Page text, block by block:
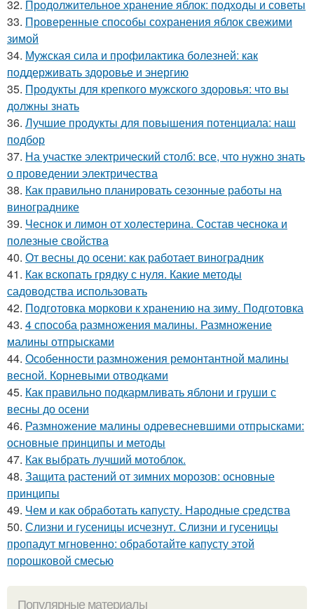
32. Продолжительное хранение яблок: подходы и советы
33. Проверенные способы сохранения яблок свежими
зимой
34. Мужская сила и профилактика болезней: как
поддерживать здоровье и энергию
35. Продукты для крепкого мужского здоровья: что вы
должны знать
36. Лучшие продукты для повышения потенциала: наш
подбор
37. На участке электрический столб: все, что нужно знать
о проведении электричества
38. Как правильно планировать сезонные работы на
винограднике
39. Чеснок и лимон от холестерина. Состав чеснока и
полезные свойства
40. От весны до осени: как работает виноградник
41. Как вскопать грядку с нуля. Какие методы
садоводства использовать
42. Подготовка моркови к хранению на зиму. Подготовка
43. 4 способа размножения малины. Размножение
малины отпрысками
44. Особенности размножения ремонтантной малины
весной. Корневыми отводками
45. Как правильно подкармливать яблони и груши с
весны до осени
46. Размножение малины одревесневшими отпрысками:
основные принципы и методы
47. Как выбрать лучший мотоблок.
48. Защита растений от зимних морозов: основные
принципы
49. Чем и как обработать капусту. Народные средства
50. Слизни и гусеницы исчезнут. Слизни и гусеницы
пропадут мгновенно: обработайте капусту этой
порошковой смесью
Популярные материалы